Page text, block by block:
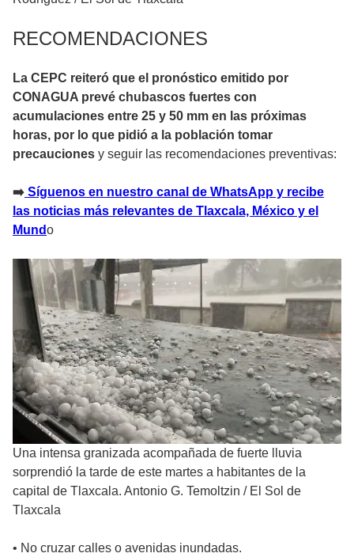
RECOMENDACIONES
La CEPC reiteró que el pronóstico emitido por
CONAGUA prevé chubascos fuertes con
acumulaciones entre 25 y 50 mm en las próximas
horas, por lo que pidió a la población tomar
precauciones y seguir las recomendaciones preventivas:
➡️ Síguenos en nuestro canal de WhatsApp y recibe
las noticias más relevantes de Tlaxcala, México y el
Mundo
Una intensa granizada acompañada de fuerte lluvia
sorprendió la tarde de este martes a habitantes de la
capital de Tlaxcala. Antonio G. Temoltzin / El Sol de
Tlaxcala
• No cruzar calles o avenidas inundadas.